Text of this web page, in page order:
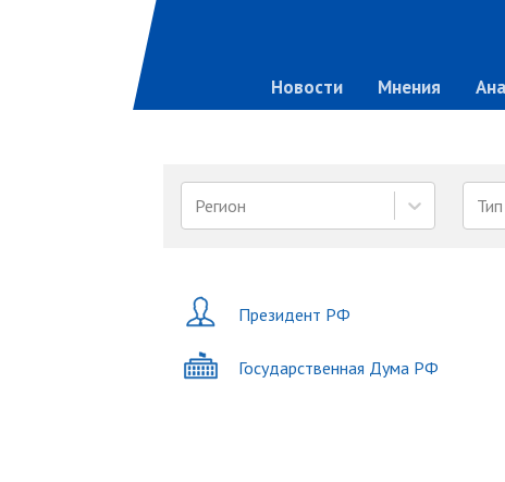
Новости Мнения
Регион Тип
Президент РФ
Государственная Дума РФ